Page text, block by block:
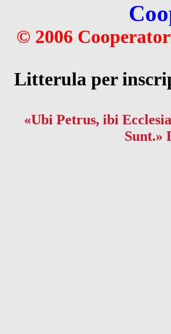
© 2006
Litterula per
«Ubi Petrus, ibi
Sunt.»